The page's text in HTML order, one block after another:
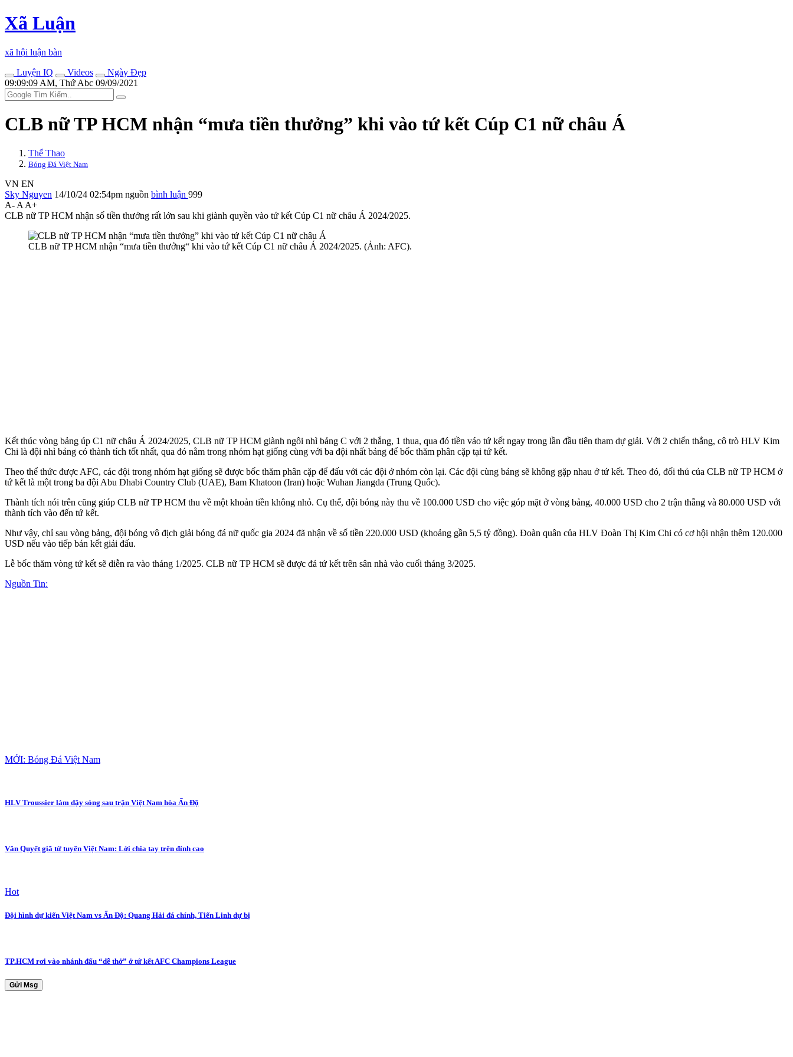
Xã Luận
xã hội luận bàn
Luyện IQ
Videos
Ngày Đẹp
09:09:09 AM, Thứ Abc 09/09/2021
CLB nữ TP HCM nhận “mưa tiền thưởng” khi vào tứ kết Cúp C1 nữ châu Á
Thể Thao
Bóng Đá Việt Nam
VN EN
Sky Nguyen 14/10/24 02:54pm nguồn bình luận 999
A- A A+
CLB nữ TP HCM nhận số tiền thưởng rất lớn sau khi giành quyền vào tứ kết Cúp C1 nữ châu Á 2024/2025.
CLB nữ TP HCM nhận “mưa tiền thưởng“ khi vào tứ kết Cúp C1 nữ châu Á 2024/2025. (Ảnh: AFC).
Kết thúc vòng bảng úp C1 nữ châu Á 2024/2025, CLB nữ TP HCM giành ngôi nhì bảng C với 2 thắng, 1 thua, qua đó tiền váo tứ kết ngay trong lần đầu tiên tham dự giải. Với 2 chiến thắng, cô trò HLV Kim
Chi là đội nhì bảng có thành tích tốt nhất, qua đó nằm trong nhóm hạt giống cùng với ba đội nhất bảng để bốc thăm phân cặp tại tứ kết.
Theo thể thức được AFC, các đội trong nhóm hạt giống sẽ được bốc thăm phân cặp để đấu với các đội ở nhóm còn lại. Các đội cùng bảng sẽ không gặp nhau ở tứ kết. Theo đó, đối thủ của CLB nữ TP HCM ở
tứ kết là một trong ba đội Abu Dhabi Country Club (UAE), Bam Khatoon (Iran) hoặc Wuhan Jiangda (Trung Quốc).
Thành tích nói trên cũng giúp CLB nữ TP HCM thu về một khoản tiền không nhỏ. Cụ thể, đội bóng này thu về 100.000 USD cho việc góp mặt ở vòng bảng, 40.000 USD cho 2 trận thắng và 80.000 USD với
thành tích vào đến tứ kết.
Như vậy, chỉ sau vòng bảng, đội bóng vô địch giải bóng đá nữ quốc gia 2024 đã nhận về số tiền 220.000 USD (khoảng gần 5,5 tỷ đồng). Đoàn quân của HLV Đoàn Thị Kim Chi có cơ hội nhận thêm 120.000
USD nếu vào tiếp bán kết giải đấu.
Lễ bốc thăm vòng tứ kết sẽ diễn ra vào tháng 1/2025. CLB nữ TP HCM sẽ được đá tứ kết trên sân nhà vào cuối tháng 3/2025.
Nguồn Tin:
MỚI: Bóng Đá Việt Nam
HLV Troussier làm dậy sóng sau trận Việt Nam hòa Ấn Độ
Văn Quyết giã từ tuyển Việt Nam: Lời chia tay trên đỉnh cao
Hot
Đội hình dự kiến Việt Nam vs Ấn Độ: Quang Hải đá chính, Tiến Linh dự bị
TP.HCM rơi vào nhánh đấu “dễ thở” ở tứ kết AFC Champions League
Gửi Msg